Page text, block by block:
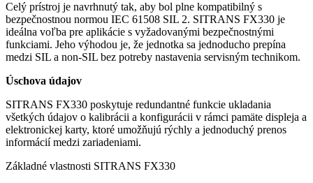
Celý prístroj je navrhnutý tak, aby bol plne kompatibilný s
bezpečnostnou normou IEC 61508 SIL 2. SITRANS FX330 je
ideálna voľba pre aplikácie s vyžadovanými bezpečnostnými
funkciami. Jeho výhodou je, že jednotka sa jednoducho prepína
medzi SIL a non-SIL bez potreby nastavenia servisným technikom.
Úschova údajov
SITRANS FX330 poskytuje redundantné funkcie ukladania
všetkých údajov o kalibrácii a konfigurácii v rámci pamäte displeja a
elektronickej karty, ktoré umožňujú rýchly a jednoduchý prenos
informácií medzi zariadeniami.
Základné vlastnosti SITRANS FX330